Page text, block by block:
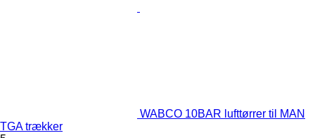
WABCO 10BAR lufttørrer til MAN
TGA trækker